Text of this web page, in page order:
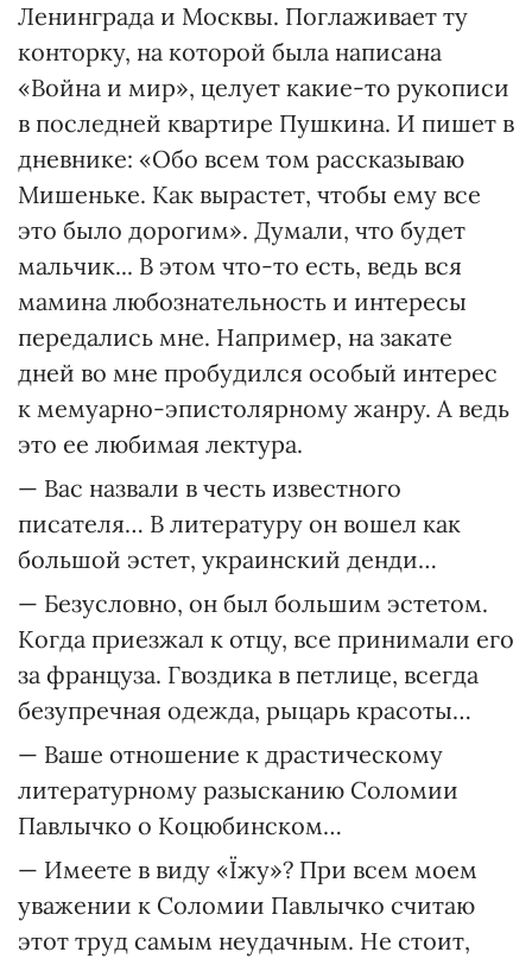
Ленинграда и Москвы. Поглаживает ту
конторку, на которой была написана
«Война и мир», целует какие-то рукописи
в последней квартире Пушкина. И пишет в
дневнике: «Обо всем том рассказываю
Мишеньке. Как вырастет, чтобы ему все
это было дорогим». Думали, что будет
мальчик... В этом что-то есть, ведь вся
мамина любознательность и интересы
передались мне. Например, на закате
дней во мне пробудился особый интерес
к мемуарно-эпистолярному жанру. А ведь
это ее любимая лектура.
— Вас назвали в честь известного
писателя… В литературу он вошел как
большой эстет, украинский денди…
— Безусловно, он был большим эстетом.
Когда приезжал к отцу, все принимали его
за француза. Гвоздика в петлице, всегда
безупречная одежда, рыцарь красоты…
— Ваше отношение к драстическому
литературному разысканию Соломии
Павлычко о Коцюбинском…
— Имеете в виду «Їжу»? При всем моем
уважении к Соломии Павлычко считаю
этот труд самым неудачным. Не стоит,